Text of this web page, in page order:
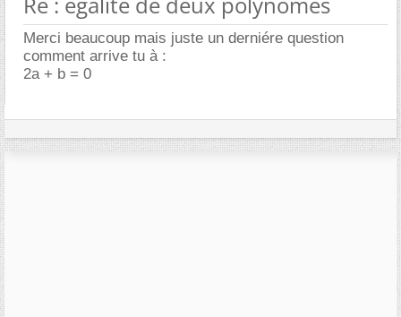
Merci beaucoup mais juste un derniére question
comment arrive tu à :
2a + b = 0